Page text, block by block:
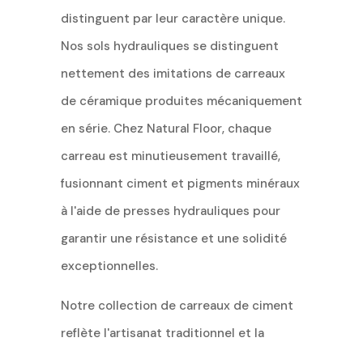
distinguent par leur caractère unique.
Nos sols hydrauliques se distinguent
nettement des imitations de carreaux
de céramique produites mécaniquement
en série. Chez Natural Floor, chaque
carreau est minutieusement travaillé,
fusionnant ciment et pigments minéraux
à l'aide de presses hydrauliques pour
garantir une résistance et une solidité
exceptionnelles.
Notre collection de carreaux de ciment
reflète l'artisanat traditionnel et la